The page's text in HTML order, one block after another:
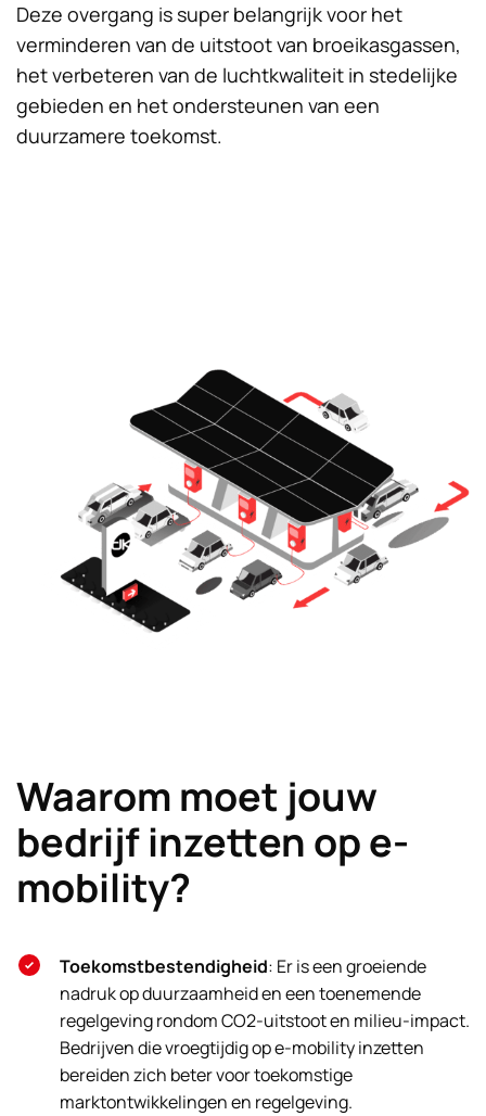
Deze overgang is super belangrijk voor het
verminderen van de uitstoot van broeikasgassen,
het verbeteren van de luchtkwaliteit in stedelijke
gebieden en het ondersteunen van een
duurzamere toekomst.
Waarom moet jouw
bedrijf inzetten op e-
mobility?
Toekomstbestendigheid: Er is een groeiende
nadruk op duurzaamheid en een toenemende
regelgeving rondom CO2-uitstoot en milieu-impact.
Bedrijven die vroegtijdig op e-mobility inzetten
bereiden zich beter voor toekomstige
marktontwikkelingen en regelgeving​​.